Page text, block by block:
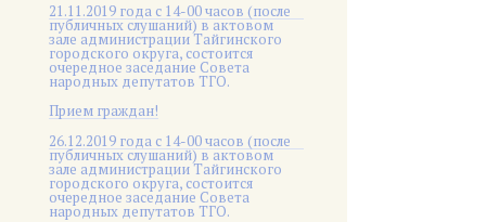
21.11.2019 года с 14-00 часов (после
публичных слушаний) в актовом
зале администрации Тайгинского
городского округа, состоится
очередное заседание Совета
народных депутатов ТГО.
Прием граждан!
26.12.2019 года с 14-00 часов (после
публичных слушаний) в актовом
зале администрации Тайгинского
городского округа, состоится
очередное заседание Совета
народных депутатов ТГО.